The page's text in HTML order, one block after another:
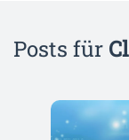
Posts für